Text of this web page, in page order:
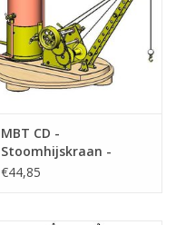
MBT CD -
Stoomhijskraan -
Bouwtekening Schaal 1
€44,85